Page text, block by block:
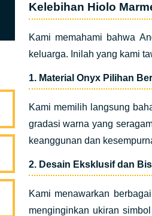
Kelebihan Hiolo
Kami memahami bahwa
keluarga. Inilah yang kami
1. Material Onyx Pilihan
Kami memilih langsung
gradasi warna yang
keanggunan dan
2. Desain Eksklusif dan
Kami menawarkan
menginginkan ukiran